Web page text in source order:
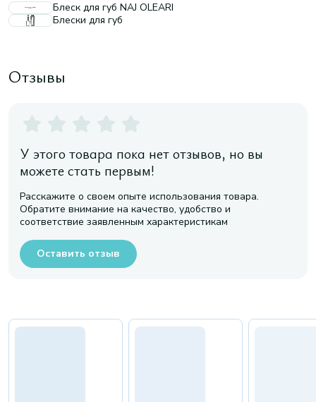
Блеск для губ NAJ OLEARI
Блески для губ
Отзывы
У этого товара пока нет отзывов, но вы
можете стать первым!
Расскажите о своем опыте использования товара.
Обратите внимание на качество, удобство и
соответствие заявленным характеристикам
Оставить отзыв